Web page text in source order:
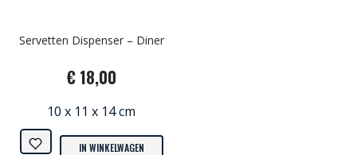
Servetten Dispenser – Diner
€ 18,00
10 x 11 x 14 cm
IN WINKELWAGEN